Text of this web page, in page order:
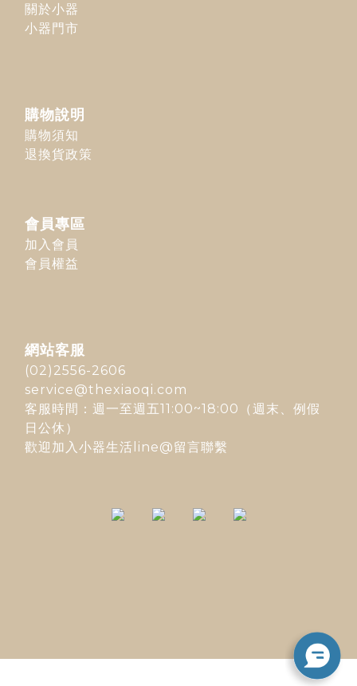
立即購買
關於小器
小器門市
購物說明
購物須知
退換貨政策
會員專區
加入會員
會員權益
網站客服
(02)2556-2606
service@thexiaoqi.com
客服時間：週一至週五11:00~18:00（週末、例假
日公休）
歡迎加入 小器生活line@留言聯繫